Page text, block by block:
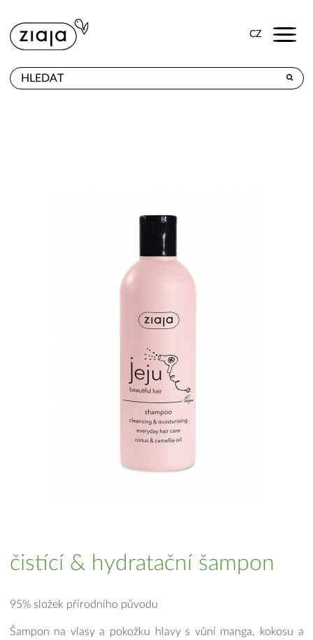
CZ Menu
čistící & hydratační šampon
95% složek přírodního původu
Šampon na vlasy a pokožku hlavy s vůní manga, kokosu a